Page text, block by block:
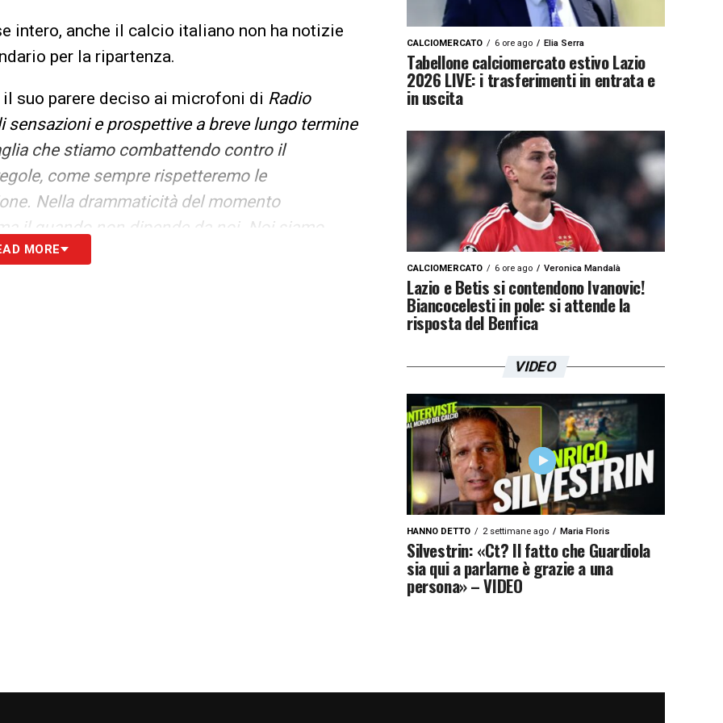
intero, anche il calcio italiano non ha notizie
per la ripartenza.
il suo parere deciso ai microfoni di Radio
sensazioni e prospettive a breve lungo termine
che stiamo combattendo contro il
come sempre rispetteremo le
Nella drammaticità del momento
il quando non dipende da noi. Noi siamo
possiamo mandare arbitri allo sbaraglio a
MORE
CALCIOMERCATO 6 ore ago Elia Serra
Tabellone calciomercato estivo Lazio
2026 LIVE: i trasferimenti in entrata e
in uscita
CALCIOMERCATO 6 ore ago Veronica Mandalà
Lazio e Betis si contendono Ivanovic!
Biancocelesti in pole: si attende la
risposta del Benfica
VIDEO
HANNO DETTO 2 settimane ago Maria Floris
Silvestrin: «Ct? Il fatto che Guardiola
sia qui a parlarne è grazie a una
persona» – VIDEO